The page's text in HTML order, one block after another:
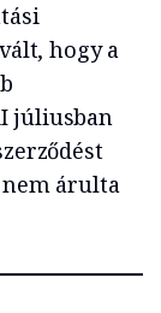
hogy a
júliusban
árulta